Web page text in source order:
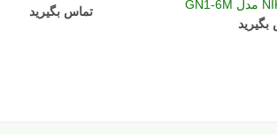
بگیرید
تماس بگیرید